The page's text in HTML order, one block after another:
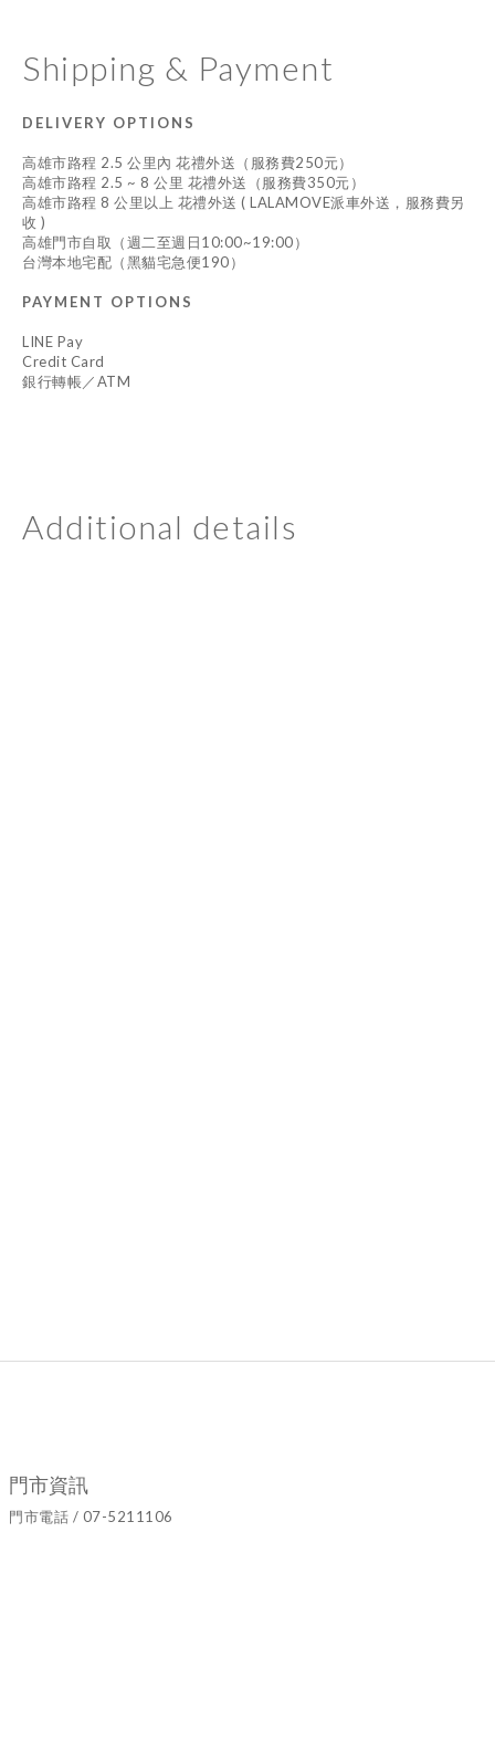
Shipping & Payment
DELIVERY OPTIONS
高雄市路程 2.5 公里內 花禮外送（服務費250元）
高雄市路程 2.5 ~ 8 公里 花禮外送（服務費350元）
高雄市路程 8 公里以上 花禮外送 ( LALAMOVE派車外送，服務費另
收 )
高雄門市自取（週二至週日10:00~19:00）
台灣本地宅配（黑貓宅急便190）
PAYMENT OPTIONS
LINE Pay
Credit Card
銀行轉帳／ATM
Additional details
門市資訊
門市電話 / 07-5211106